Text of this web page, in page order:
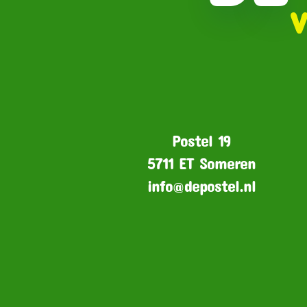
Postel 19
5711 ET Someren
info@depostel.nl